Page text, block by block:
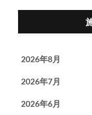
2026年8月
2026年7月
2026年6月